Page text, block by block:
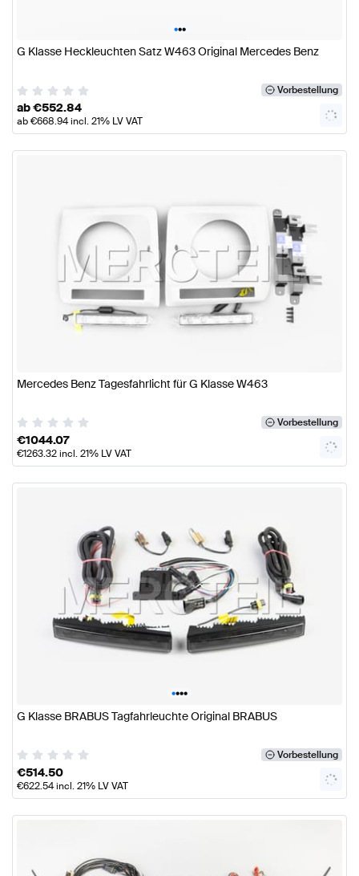
•••
G Klasse Heckleuchten Satz W463 Original Mercedes Benz
Vorbestellung
ab€552.84
ab€668.94incl. 21% LV VAT
Mercedes Benz Tagesfahrlicht für G Klasse W463
Vorbestellung
€1044.07
€1263.32incl. 21% LV VAT
••••
G Klasse BRABUS Tagfahrleuchte Original BRABUS
Vorbestellung
€514.50
€622.54incl. 21% LV VAT